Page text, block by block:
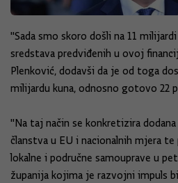
"Sada smo skoro došli na 11
sredstava predviđenih u ovoj
Plenković, dodavši da je od toga
milijardu kuna, odnosno gotovo 22
"Na taj način se konkretizira
članstva u EU i nacionalnih mjera
lokalne i područne samouprave u
županija kojima je razvojni impuls